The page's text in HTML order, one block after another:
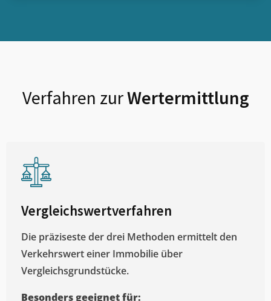
Verfahren zurWertermittlung
Vergleichswertverfahren
Die präziseste der drei Methoden ermittelt den
Verkehrswert einer Immobilie über
Vergleichsgrundstücke.
Besonders geeignet für: